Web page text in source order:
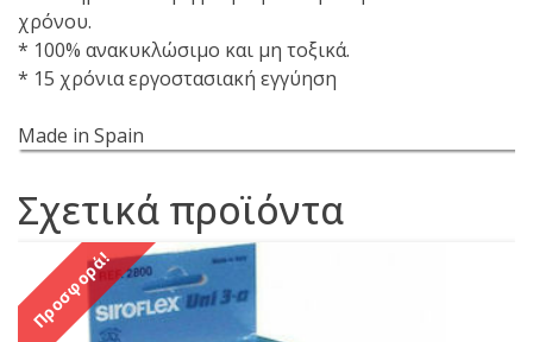
χρόνου.
* 100% ανακυκλώσιμο και μη τοξικά.
* 15 χρόνια εργοστασιακή εγγύηση
Made in Spain
Σχετικά προϊόντα
Προσφορά!